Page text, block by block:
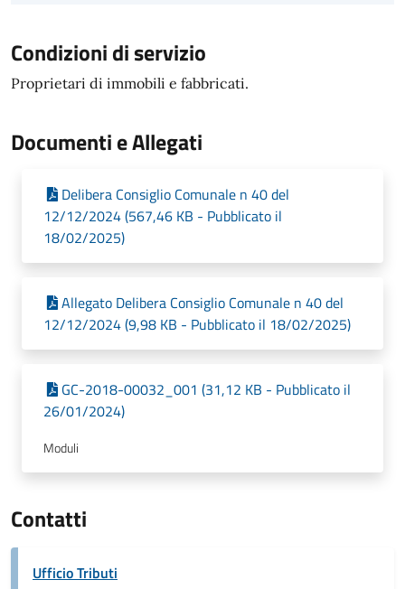
Condizioni di servizio
Proprietari di immobili e fabbricati.
Documenti e Allegati
Delibera Consiglio Comunale n 40 del
12/12/2024 (567,46 KB - Pubblicato il
18/02/2025)
Allegato Delibera Consiglio Comunale n 40 del
12/12/2024 (9,98 KB - Pubblicato il 18/02/2025)
GC-2018-00032_001 (31,12 KB - Pubblicato il
26/01/2024)
Moduli
Contatti
Ufficio Tributi